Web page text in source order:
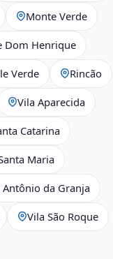
Monte Verde
Dom Henrique
Verde Rincão
Vila Aparecida
Catarina
Maria
Antônio da Granja
Vila São Roque